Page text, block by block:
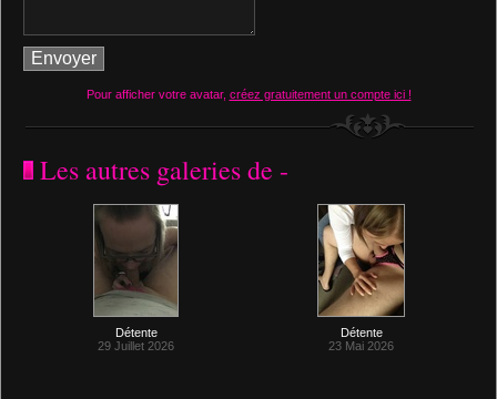
Pour afficher votre avatar, créez gratuitement un compte ici !
Les autres galeries de -
Détente
29 Juillet 2026
Détente
23 Mai 2026